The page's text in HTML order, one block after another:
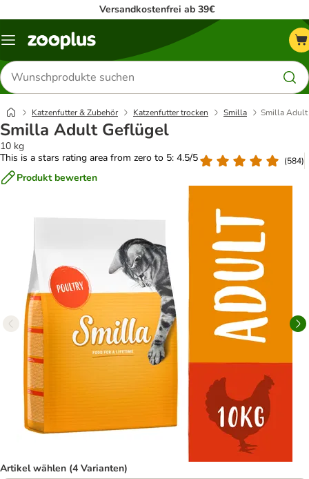
Versandkostenfrei ab 39€
Menü
Produkte
suchen
Katzenfutter & Zubehör Katzenfutter trocken Smilla Smilla
Smilla Adult Geflügel
10 kg
This is a stars rating area from zero to 5: 4.5/5
(584)
Produkt bewerten
Artikel wählen (4 Varianten)